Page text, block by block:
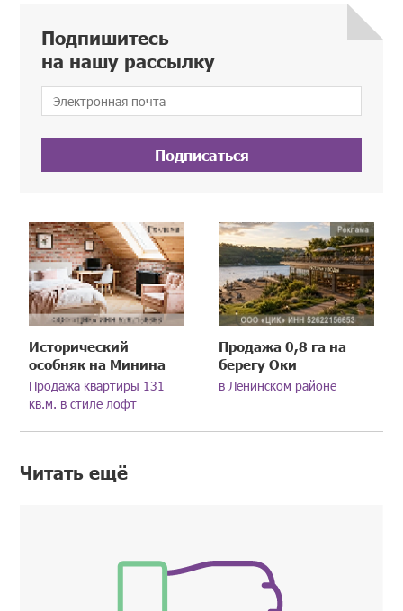
Подпишитесь
на нашу рассылку
Подписаться
Исторический
особняк на Минина
Продажа квартиры 131
кв.м. в стиле лофт
Продажа 0,8 га на
берегу Оки
в Ленинском районе
Читать ещё